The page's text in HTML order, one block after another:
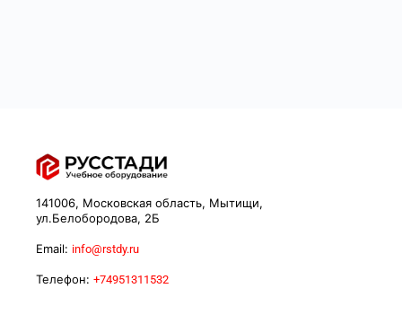
141006, Московская область, Мытищи,
ул.Белобородова, 2Б
Email: info@rstdy.ru
Телефон: +74951311532